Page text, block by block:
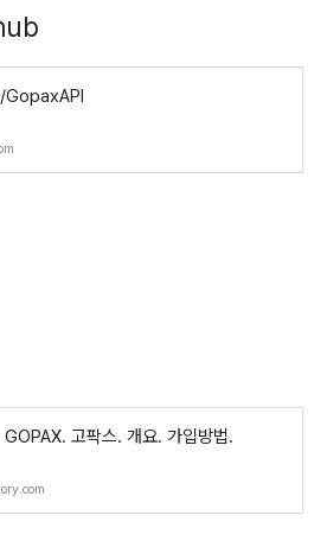
GOPAX. 고팍스. 개요. 가입방법.